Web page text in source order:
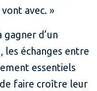
avec. »
d’un
les échanges entre
essentiels
faire croître leur